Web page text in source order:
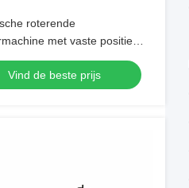
roterende
met vaste positie
containers
Vind de beste prijs